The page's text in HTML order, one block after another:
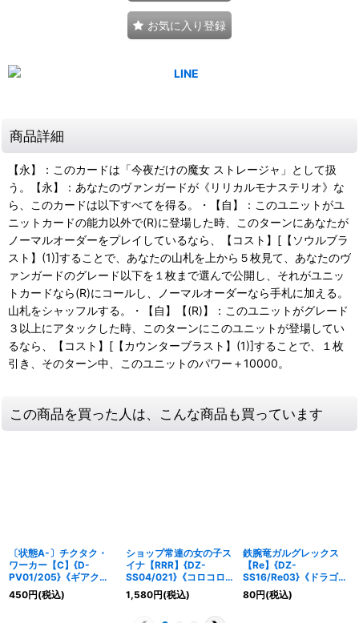
お気に入り登録
商品詳細
【永】：このカードは「今夜だけの魔女 ストレージャ」として扱
う。【永】：あなたのヴァンガードが《リリカルモナステリオ》な
ら、このカードは以下すべてを得る。・【自】：このユニットがユ
ニットカードの能力以外で(R)に登場した時、このターンにあなたが
ノーマルオーダーをプレイしているなら、【コスト】[【ソウルブラ
スト】(1)]することで、あなたの山札を上から５枚見て、あなたのヴ
ァンガードのグレード以下を１枚まで選んで公開し、それがユニッ
トカードなら(R)にコールし、ノーマルオーダーなら手札に加える。
山札をシャッフルする。・【自】【(R)】：このユニットがグレード
３以上にアタックした時、このターンにこのユニットが登場してい
るなら、【コスト】[【カウンターブラスト】(1)]することで、１枚
引き、そのターン中、このユニットのパワー＋10000。
この商品を買った人は、こんな商品も買っています
〔状態A-〕チクタク・
ワーカー【C】{D-
PV01/205}《ギアクロ
ニクル》
450円(税込)
ショップ常連の女の子ス
イナ【RRR】{DZ-
SS04/021}《コロコロ
リリカルモナステリオ》
1,580円(税込)
鉄腕竜ガルグレックス
【Re】{DZ-
SS16/Re03}《ドラゴン
エンパイア》
80円(税込)